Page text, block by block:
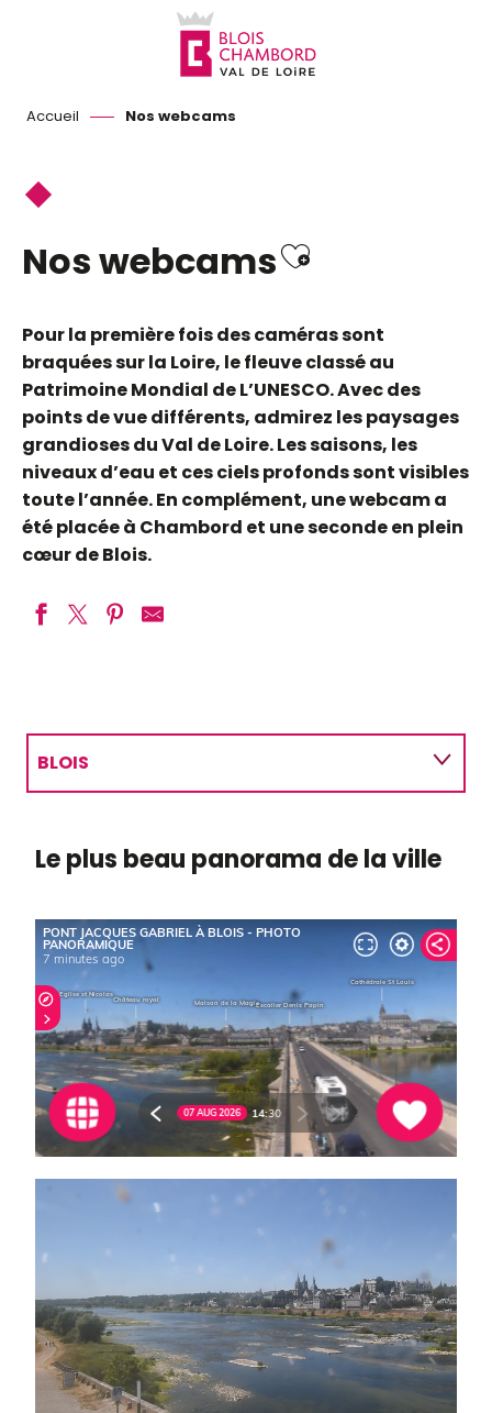
Accueil Nos webcams
Nos webcamsAjouter
Pour la première fois des caméras sont
braquées sur la Loire, le fleuve classé au
Patrimoine Mondial de L’UNESCO. Avec des
points de vue différents, admirez les paysages
grandioses du Val de Loire. Les saisons, les
niveaux d’eau et ces ciels profonds sont visibles
toute l’année. En complément, une webcam a
été placée à Chambord et une seconde en plein
cœur de Blois.
BLOIS
CHAUMONT-SUR-LOIRE
MUIDES-SUR-LOIRE
CHAMBORD
Le plus beau panorama de la ville